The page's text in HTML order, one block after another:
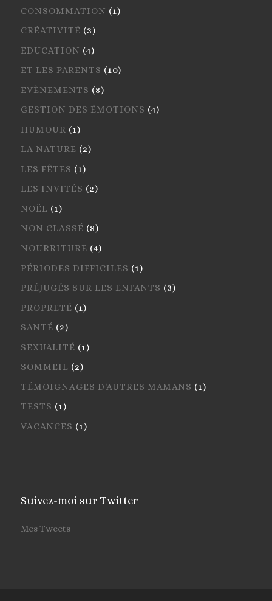
CONSOMMATION (1)
CRÉATIVITÉ (3)
EDUCATION (4)
ET LES PARENTS (10)
EVÈNEMENTS (8)
GESTION DES ÉMOTIONS (4)
HUMOUR (1)
LA NATURE (2)
LES FÊTES (1)
LES INVITÉS (2)
NOËL (1)
NON CLASSÉ (8)
NOURRITURE (4)
PÉRIODES DIFFICILES (1)
PRÉJUGÉS SUR LES ENFANTS (3)
PROPRETÉ (1)
SANTÉ (2)
SEXUALITÉ (1)
SOMMEIL (2)
TÉMOIGNAGES D'AUTRES MAMANS (1)
TESTS (1)
VACANCES (1)
Suivez-moi sur Twitter
Mes Tweets